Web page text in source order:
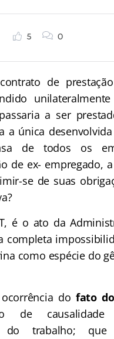
5 0
de
a ser
a única
de todos os
de ex- empregado,
se de suas
é o ato da
completa
como espécie do
do fato
de
do trabalho; que